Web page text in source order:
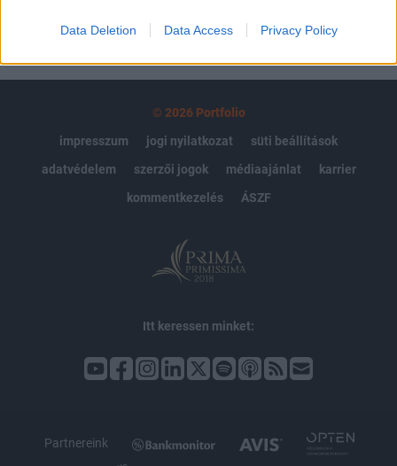
Data Deletion Data Access Privacy Policy
© 2026 Portfolio
impresszum
jogi nyilatkozat
süti beállítások
adatvédelem
szerzői jogok médiaajánlat
karrier
kommentkezelés
ÁSZF
Itt keressen minket:
Partnereink